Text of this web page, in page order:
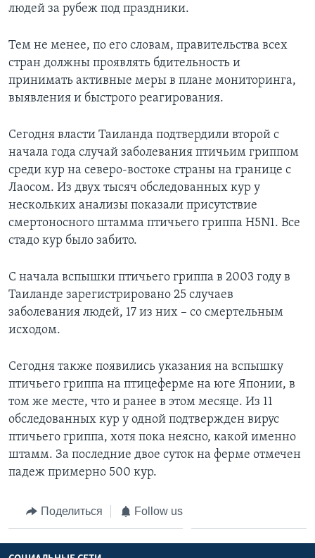
людей за рубеж под праздники.
Тем не менее, по его словам, правительства всех
стран должны проявлять бдительность и
принимать активные меры в плане мониторинга,
выявления и быстрого реагирования.
Сегодня власти Таиланда подтвердили второй с
начала года случай заболевания птичьим гриппом
среди кур на северо-востоке страны на границе с
Лаосом. Из двух тысяч обследованных кур у
нескольких анализы показали присутствие
смертоносного штамма птичьего гриппа H5N1. Все
стадо кур было забито.
С начала вспышки птичьего гриппа в 2003 году в
Таиланде зарегистрировано 25 случаев
заболевания людей, 17 из них – со смертельным
исходом.
Сегодня также появились указания на вспышку
птичьего гриппа на птицеферме на юге Японии, в
том же месте, что и ранее в этом месяце. Из 11
обследованных кур у одной подтвержден вирус
птичьего гриппа, хотя пока неясно, какой именно
штамм. За последние двое суток на ферме отмечен
падеж примерно 500 кур.
Поделиться Follow us